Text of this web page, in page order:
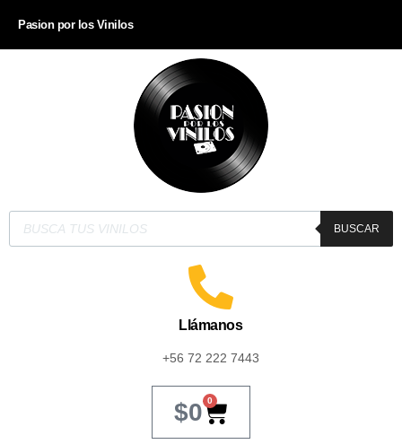
Pasion por los Vinilos
BUSCAR
Llámanos
+56 72 222 7443
$0 0